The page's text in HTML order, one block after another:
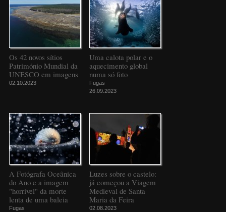
Os 42 novos sítios
Património Mundial da
UNESCO em imagens
02.10.2023
Uma calota polar e o
aquecimento global
numa só foto
Fugas
26.09.2023
A Fotógrafa Oceânica
do Ano e a imagem
"horrível" da morte
lenta de uma baleia
Fugas
Luzes sobre o castelo:
já começou a Viagem
Medieval de Santa
Maria da Feira
02.08.2023